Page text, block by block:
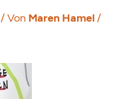
/ Von Maren Hamel/